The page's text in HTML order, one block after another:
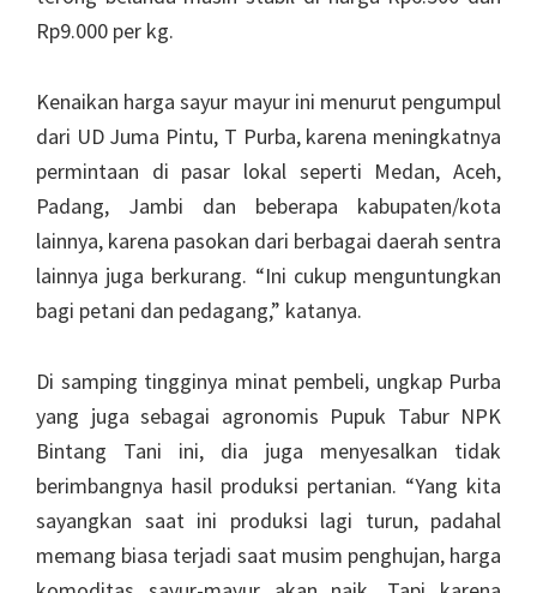
Rp9.000 per kg.
Kenaikan harga sayur mayur ini menurut pengumpul
dari UD Juma Pintu, T Purba, karena meningkatnya
permintaan di pasar lokal seperti Medan, Aceh,
Padang, Jambi dan beberapa kabupaten/kota
lainnya, karena pasokan dari berbagai daerah sentra
lainnya juga berkurang. “Ini cukup menguntungkan
bagi petani dan pedagang,” katanya.
Di samping tingginya minat pembeli, ungkap Purba
yang juga sebagai agronomis Pupuk Tabur NPK
Bintang Tani ini, dia juga menyesalkan tidak
berimbangnya hasil produksi pertanian. “Yang kita
sayangkan saat ini produksi lagi turun, padahal
memang biasa terjadi saat musim penghujan, harga